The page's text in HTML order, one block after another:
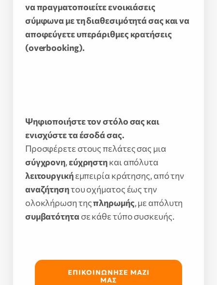
να πραγματοποιείτε ενοικιάσεις
σύμφωνα με τη διαθεσιμότητά σας και να
αποφεύγετε υπεράριθμες κρατήσεις
(overbooking).
Ψηφιοποιήστε τον στόλο σας και
ενισχύστε τα έσοδά σας.
Προσφέρετε στους πελάτες σας μια
σύγχρονη,εύχρηστηκαι απόλυτα
λειτουργικήεμπειρία κράτησης, από την
αναζήτησητου οχήματος έως την
ολοκλήρωση τηςπληρωμής, με απόλυτη
συμβατότητα σε κάθε τύπο συσκευής.
ΕΠΙΚΟΙΝΩΝΗΣΕ ΜΑΖΙ
ΜΑΣ